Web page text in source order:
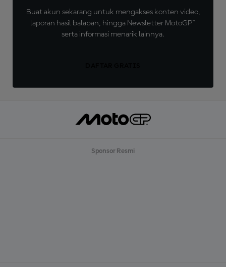
Buat akun sekarang untuk mengakses konten video,
laporan hasil balapan, hingga Newsletter MotoGP™
serta informasi menarik lainnya.
Sponsor Resmi